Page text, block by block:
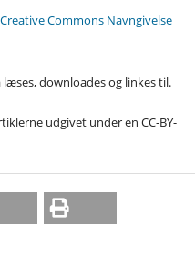
Creative Commons Navngivelse
downloades og linkes til.
udgivet under en CC-BY-